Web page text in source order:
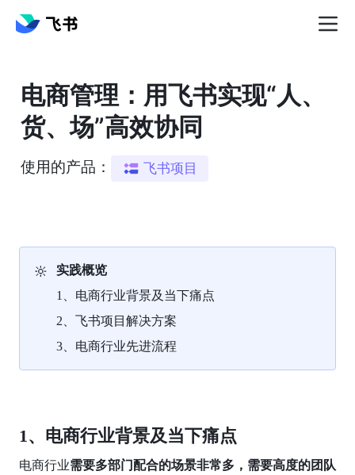
电商管理：用飞书实现“人、
货、场”高效协同
使用的产品： 飞书项目
🔆
实践概览
1、电商行业背景及当下痛点
2、飞书项目解决方案
3、电商行业先进流程
1、电商行业背景及当下痛点
电商行业需要多部门配合的场景非常多，需要高度的团队